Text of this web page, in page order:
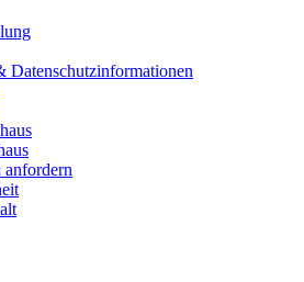
Datenschutzinformationen
anfordern